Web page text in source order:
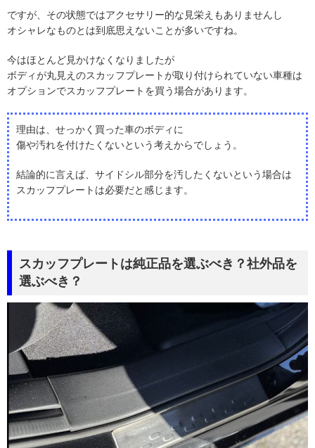
ですが、その状態ではアクセサリー的な見栄えもありませんし
オシャレなものとは到底思えないことが多いですね。
今はほとんど見かけなくなりましたが
ボディが丸見えのスカッフプレートが取り付けられていない車種は
オプションでスカッフプレートを買う場合があります。
理由は、せっかく買った車のボディに
傷や汚れを付けたくないという考えからでしょう。
結論的に言えば、サイドシル部分を汚したくないという場合は
スカッフプレートは必要だと感じます。
スカッフプレートは純正品を選ぶべき？社外品を
選ぶべき？